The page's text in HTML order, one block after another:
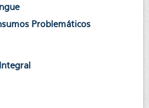
Problemáticos